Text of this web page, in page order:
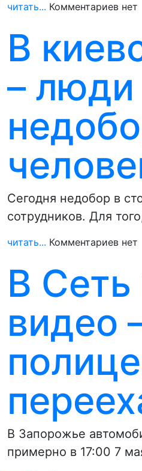
читать... Комментариев нет
В
– люди
Сегодня недобор в
сотрудников. Для
читать... Комментариев нет
В
видео
В Запорожье
примерно в 17:00 7